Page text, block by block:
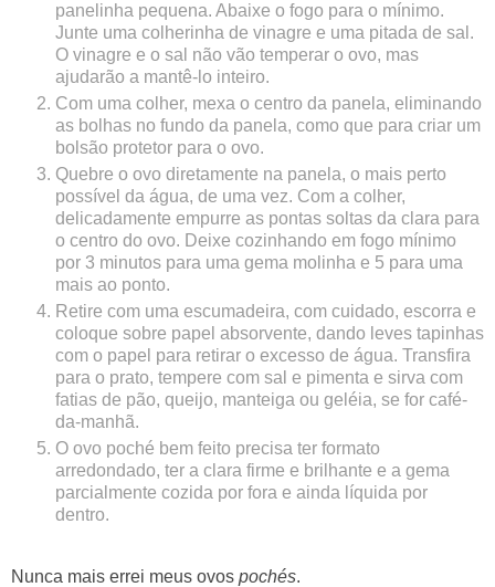
panelinha pequena. Abaixe o fogo para o mínimo.
Junte uma colherinha de vinagre e uma pitada de sal.
O vinagre e o sal não vão temperar o ovo, mas
ajudarão a mantê-lo inteiro.
Com uma colher, mexa o centro da panela, eliminando
as bolhas no fundo da panela, como que para criar um
bolsão protetor para o ovo.
Quebre o ovo diretamente na panela, o mais perto
possível da água, de uma vez. Com a colher,
delicadamente empurre as pontas soltas da clara para
o centro do ovo. Deixe cozinhando em fogo mínimo
por 3 minutos para uma gema molinha e 5 para uma
mais ao ponto.
Retire com uma escumadeira, com cuidado, escorra e
coloque sobre papel absorvente, dando leves tapinhas
com o papel para retirar o excesso de água. Transfira
para o prato, tempere com sal e pimenta e sirva com
fatias de pão, queijo, manteiga ou geléia, se for café-
da-manhã.
O ovo poché bem feito precisa ter formato
arredondado, ter a clara firme e brilhante e a gema
parcialmente cozida por fora e ainda líquida por
dentro.
Nunca mais errei meus ovos pochés.